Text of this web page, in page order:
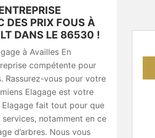
DES PRIX FOUS À
DANS LE 86530 !
à Availles En
compétente pour
Rassurez-vous pour votre
Elagage est votre
fait tout pour que
notamment en ce
d’arbres. Nous vous